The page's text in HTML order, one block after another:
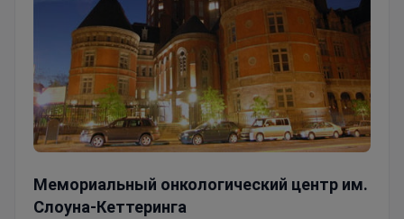
Мемориальный онкологический центр им.
Слоуна-Кеттеринга